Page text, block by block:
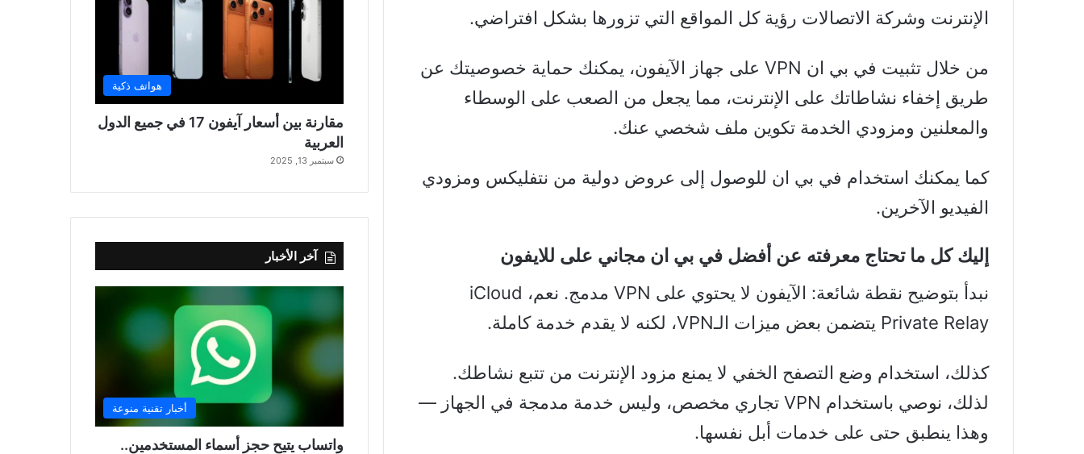
الإنترنت وشركة الاتصالات رؤية كل المواقع التي تزورها بشكل افتراضي.
من خلال تثبيت في بي ان VPN على جهاز الآيفون، يمكنك حماية خصوصيتك عن
طريق إخفاء نشاطاتك على الإنترنت، مما يجعل من الصعب على الوسطاء
والمعلنين ومزودي الخدمة تكوين ملف شخصي عنك.
كما يمكنك استخدام في بي ان للوصول إلى عروض دولية من نتفليكس ومزودي
الفيديو الآخرين.
إليك كل ما تحتاج معرفته عن أفضل في بي ان مجاني على للايفون
نبدأ بتوضيح نقطة شائعة: الآيفون لا يحتوي على VPN مدمج. نعم، iCloud
Private Relay يتضمن بعض ميزات الـVPN، لكنه لا يقدم خدمة كاملة.
كذلك، استخدام وضع التصفح الخفي لا يمنع مزود الإنترنت من تتبع نشاطك.
لذلك، نوصي باستخدام VPN تجاري مخصص، وليس خدمة مدمجة في الجهاز —
وهذا ينطبق حتى على خدمات أبل نفسها.
هواتف ذكية
مقارنة بين أسعار آيفون 17 في جميع الدول
العربية
سبتمبر 13, 2025
آخر الأخبار
أخبار تقنية منوعة
واتساب يتيح حجز أسماء المستخدمين..